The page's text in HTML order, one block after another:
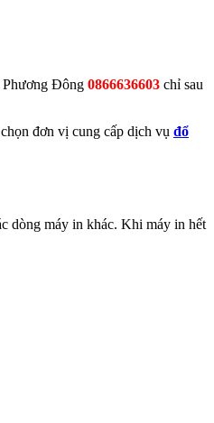
Phương Đông 0866636603 chỉ sau
đơn vị cung cấp dịch vụ đổ
dòng máy in khác. Khi máy in hết